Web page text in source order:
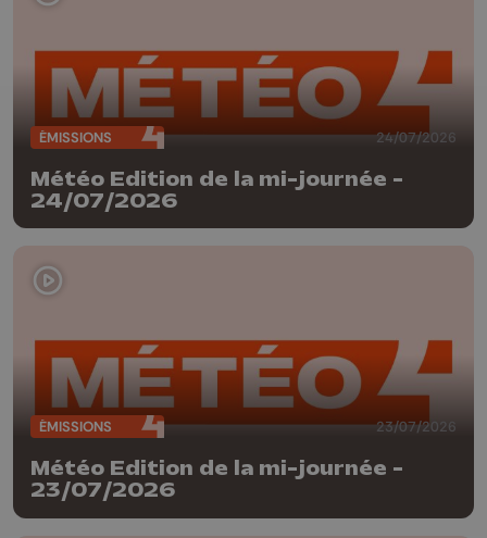
ÉMISSIONS 24/07/2026
Météo Edition de la mi-journée -
24/07/2026
ÉMISSIONS 23/07/2026
Météo Edition de la mi-journée -
23/07/2026